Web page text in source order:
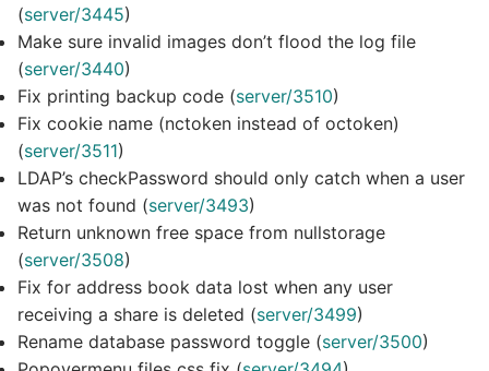
(server/3445)
Make sure invalid images don’t flood the log file
(server/3440)
Fix printing backup code (server/3510)
Fix cookie name (nctoken instead of octoken)
(server/3511)
LDAP’s checkPassword should only catch when a user
was not found (server/3493)
Return unknown free space from nullstorage
(server/3508)
Fix for address book data lost when any user
receiving a share is deleted (server/3499)
Rename database password toggle (server/3500)